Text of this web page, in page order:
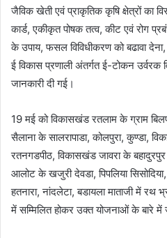
जैविक खेती एवं प्राकृतिक कृषि क्षेत्रों का
कार्ड, एकीकृत पोषक तत्व, कीट एवं रोग
के उपाय, फसल विविधीकरण को बढावा
ई विकास प्रणाली अंतर्गत ई-टोकन
जानकारी दी गई।
19 मई को विकासखंड रतलाम के ग्राम
सैलाना के सालरापाडा, कोलपुरा, कुण्डा,
रतनगडपीठ, विकासखंड जावरा के
आलोट के खजुरी देवडा, पिपलिया
हतनारा, नांदलेटा, बडायला माताजी में रथ
में सम्मिलित होकर उक्त योजनाओं के बारे में